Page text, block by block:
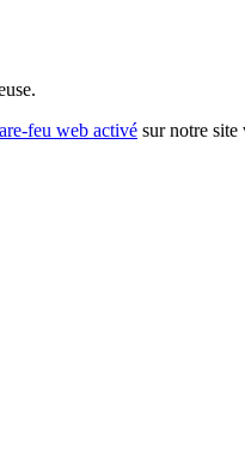
feu web activé sur notre